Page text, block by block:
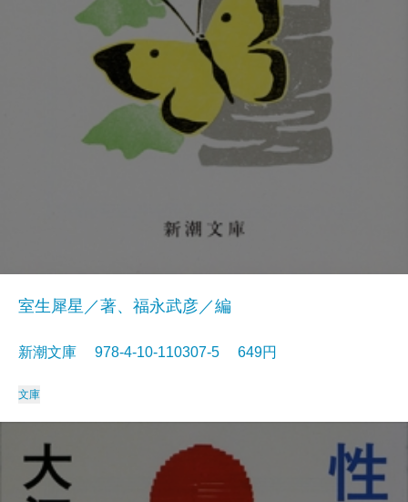
室生犀星／著、福永武彦／編
新潮文庫 978-4-10-110307-5 649円
文庫